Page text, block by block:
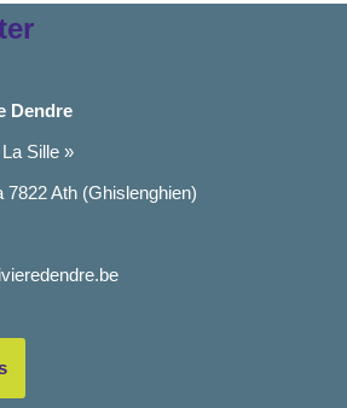
Dendre
Sille »
Ath (Ghislenghien)